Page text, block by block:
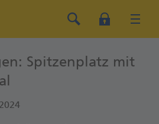
Spitzenplatz mit